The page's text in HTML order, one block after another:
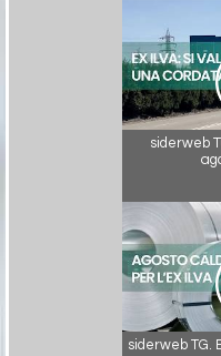
siderweb
siderweb TG.